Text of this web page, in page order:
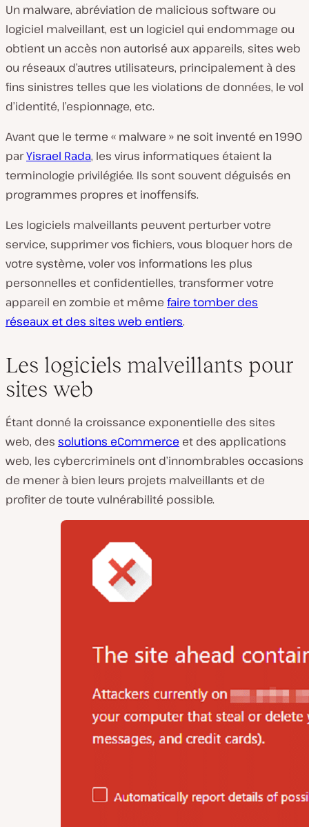
Un malware, abréviation de malicious software ou
logiciel malveillant, est un logiciel qui endommage ou
obtient un accès non autorisé aux appareils, sites web
ou réseaux d’autres utilisateurs, principalement à des
fins sinistres telles que les violations de données, le vol
d’identité, l’espionnage, etc.
Avant que le terme « malware » ne soit inventé en 1990
parYisrael Rada, les virus informatiques étaient la
terminologie privilégiée. Ils sont souvent déguisés en
programmes propres et inoffensifs.
Les logiciels malveillants peuvent perturber votre
service, supprimer vos fichiers, vous bloquer hors de
votre système, voler vos informations les plus
personnelles et confidentielles, transformer votre
appareil en zombie et même faire tomber des
réseaux et des sites web entiers.
Les logiciels malveillants pour
sites web
Étant donné la croissance exponentielle des sites
web, des solutions eCommerce et des applications
web, les cybercriminels ont d’innombrables occasions
de mener à bien leurs projets malveillants et de
profiter de toute vulnérabilité possible.